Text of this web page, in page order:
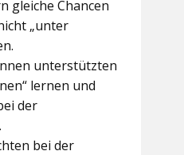
gleiche Chancen
„unter
unterstützten
lernen und
der
bei der